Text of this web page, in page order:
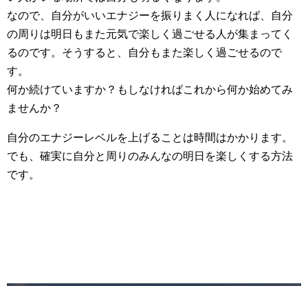
なので、自分がいいエナジーを振りまく人になれば、自分
の周りは明日もまた元気で楽しく過ごせる人が集まってく
るのです。そうすると、自分もまた楽しく過ごせるので
す。
何か続けていますか？もしなければこれから何か始めてみ
ませんか？
自分のエナジーレベルを上げることは時間はかかります。
でも、確実に自分と周りのみんなの明日を楽しくする方法
です。